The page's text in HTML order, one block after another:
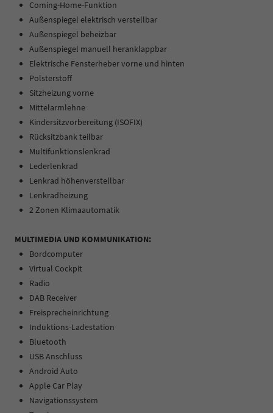
Coming-Home-Funktion
Außenspiegel elektrisch verstellbar
Außenspiegel beheizbar
Außenspiegel manuell heranklappbar
Elektrische Fensterheber vorne und hinten
Polsterstoff
Sitzheizung vorne
Mittelarmlehne
Kindersitzvorbereitung (ISOFIX)
Rücksitzbank teilbar
Multifunktionslenkrad
Lederlenkrad
Lenkrad höhenverstellbar
Lenkradheizung
2 Zonen Klimaautomatik
MULTIMEDIA UND KOMMUNIKATION:
Bordcomputer
Virtual Cockpit
Radio
DAB Receiver
Freisprecheinrichtung
Induktions-Ladestation
Bluetooth
USB Anschluss
Android Auto
Apple Car Play
Navigationssystem